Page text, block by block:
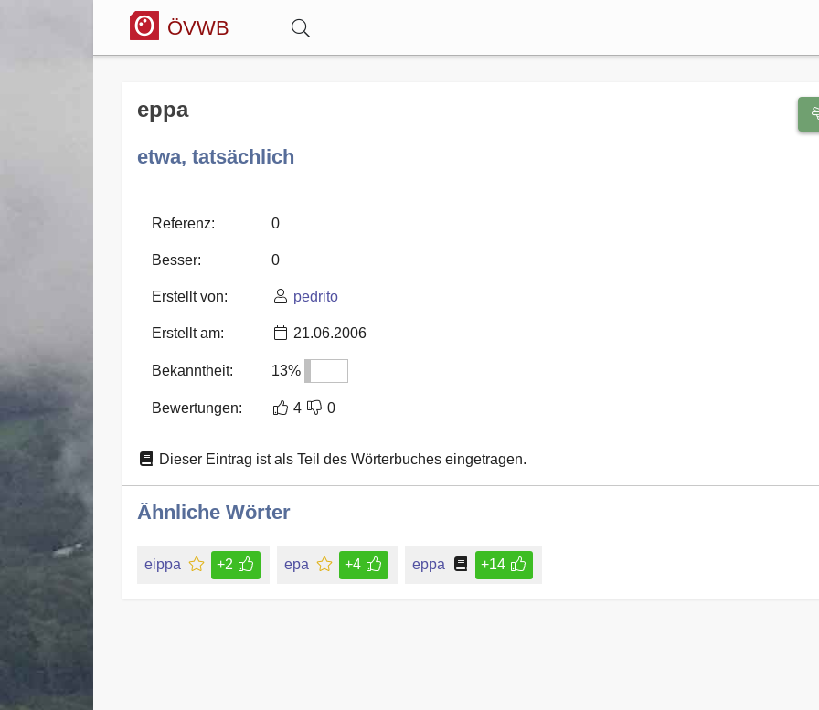
ÖVWB
Wörterbuch
Blog
eppa
etwa, tatsächlich
Referenz: 0
Besser: 0
Erstellt von: pedrito
Erstellt am: 21.06.2006
Bekanntheit: 13%
Bewertungen: 4 0
Dieser Eintrag ist als Teil des Wörterbuches eingetragen.
Ähnliche Wörter
eippa +2 epa +4 eppa +14